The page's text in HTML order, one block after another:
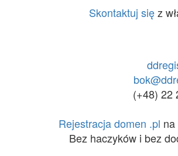
Skontaktuj sięz
(+48) 22
Rejestracja domen .pl
Bez haczyków i bez